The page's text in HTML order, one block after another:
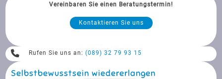
Vereinbaren Sie einen Beratungstermin!
Kontaktieren Sie uns
Rufen Sie uns an: (089) 32 79 93 15
Selbstbewusstsein wiedererlangen